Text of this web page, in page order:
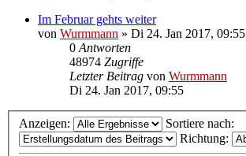
Im Februar gehts weiter
von Wurmmann » Di 24. Jan 2017, 09:55
0 Antworten
48974 Zugriffe
Letzter Beitrag von Wurmmann
Di 24. Jan 2017, 09:55
Anzeigen:
Sortiere nach:
Richtung: